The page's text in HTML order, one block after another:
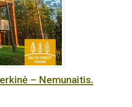
– Nemunaitis.